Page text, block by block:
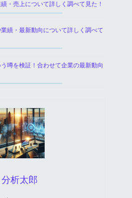
・売上について詳しく調べて見た！
績・最新動向について詳しく調べて
噂を検証！合わせて企業の最新動向
分析太郎